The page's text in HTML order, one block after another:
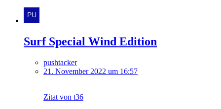
Surf Special Wind Edition
pushtacker
21. November 2022 um 16:57
Zitat von t36